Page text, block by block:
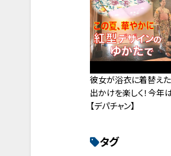
彼女が浴衣に着替え
出かけを楽しく！今年
【デパチャン】
タグ